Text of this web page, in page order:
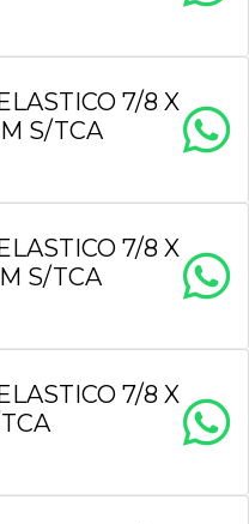
7/8 X
S/TCA
7/8 X
S/TCA
7/8 X